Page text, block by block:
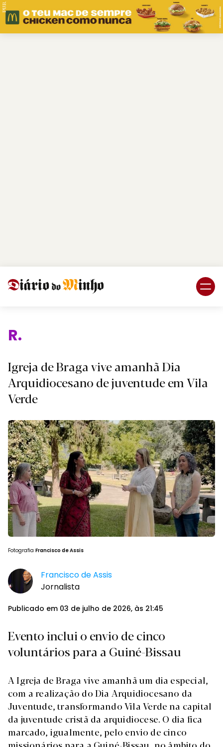
PUB.
Relig
Igreja de Braga vive amanhã Dia
Arquidiocesano de juventude em Vila
Verde
Fotografia Francisco de Assis
Francisco de Assis
Jornalista
Publicado em 03 de julho de 2026, às 21:45
Evento inclui o envio de cinco
voluntários para a Guiné-Bissau
A Igreja de Braga vive amanhã um dia especial,
com a realização do Dia Arquidiocesano da
Juventude, transformando Vila Verde na capital
da juventude cristã da arquidiocese. O dia fica
marcado, igualmente, pelo envio de cinco